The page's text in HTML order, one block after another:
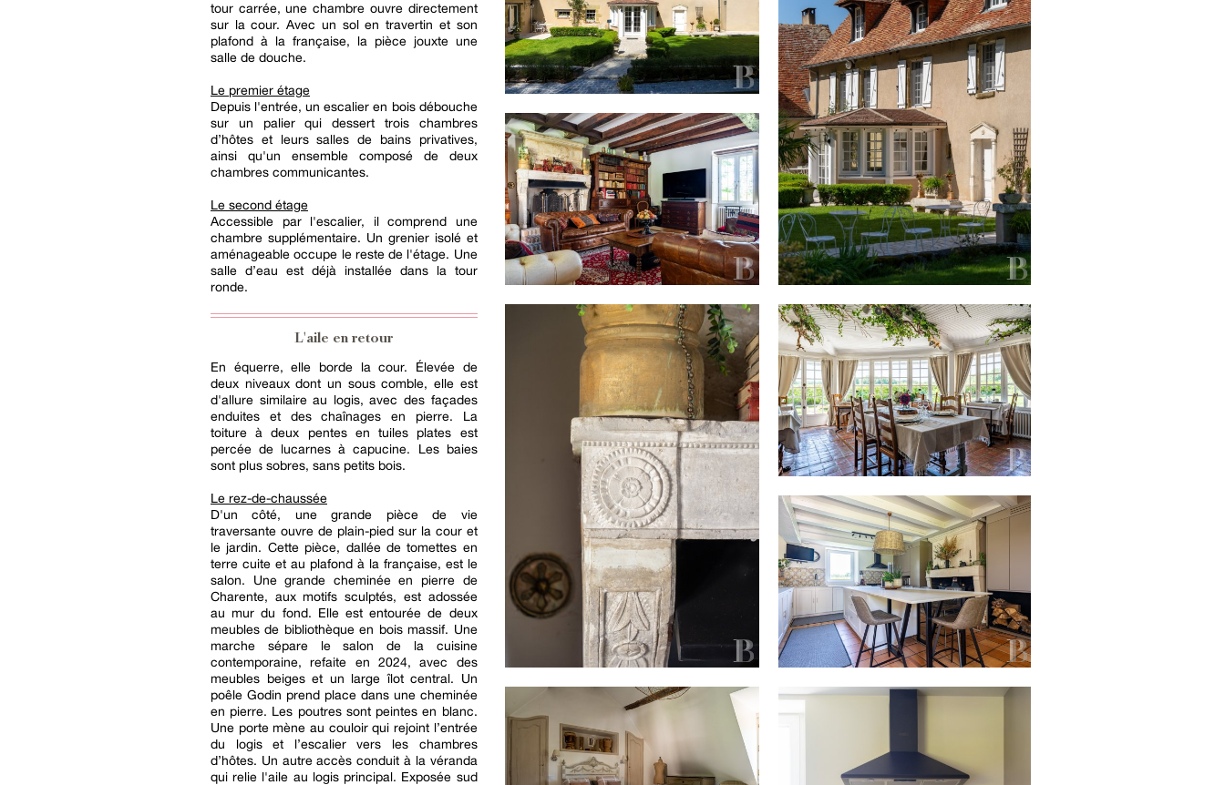
tour carrée, une chambre ouvre directement
sur la cour. Avec un sol en travertin et son
plafond à la française, la pièce jouxte une
salle de douche.
Le premier étage
Depuis l'entrée, un escalier en bois débouche
sur un palier qui dessert trois chambres
d’hôtes et leurs salles de bains privatives,
ainsi qu'un ensemble composé de deux
chambres communicantes.
Le second étage
Accessible par l'escalier, il comprend une
chambre supplémentaire. Un grenier isolé et
aménageable occupe le reste de l'étage. Une
salle d’eau est déjà installée dans la tour
ronde.
L'aile en retour
En équerre, elle borde la cour. Élevée de
deux niveaux dont un sous comble, elle est
d'allure similaire au logis, avec des façades
enduites et des chaînages en pierre. La
toiture à deux pentes en tuiles plates est
percée de lucarnes à capucine. Les baies
sont plus sobres, sans petits bois.
Le rez-de-chaussée
D'un côté, une grande pièce de vie
traversante ouvre de plain-pied sur la cour et
le jardin. Cette pièce, dallée de tomettes en
terre cuite et au plafond à la française, est le
salon. Une grande cheminée en pierre de
Charente, aux motifs sculptés, est adossée
au mur du fond. Elle est entourée de deux
meubles de bibliothèque en bois massif. Une
marche sépare le salon de la cuisine
contemporaine, refaite en 2024, avec des
meubles beiges et un large îlot central. Un
poêle Godin prend place dans une cheminée
en pierre. Les poutres sont peintes en blanc.
Une porte mène au couloir qui rejoint l’entrée
du logis et l’escalier vers les chambres
d’hôtes. Un autre accès conduit à la véranda
qui relie l'aile au logis principal. Exposée sud